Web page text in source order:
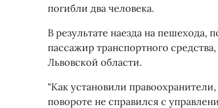
погибли два человека.
В результате наезда на пешехода,
пассажир транспортного средства,
Львовской области.
"Как установили
повороте не справился с